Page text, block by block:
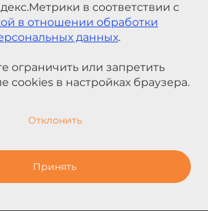
в соответствии с
в отношении обработки
данных.
ограничить или запретить
cookies в настройках браузера.
Отклонить
Принять